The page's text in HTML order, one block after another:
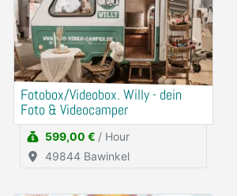
Fotobox/Videobox. Willy - dein
Foto & Videocamper
599,00 € / Hour
49844 Bawinkel